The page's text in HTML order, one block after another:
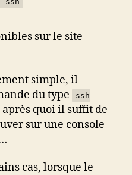
sur le site
simple, il
du type
ssh
après quoi il suffit de
sur une console
cas, lorsque le